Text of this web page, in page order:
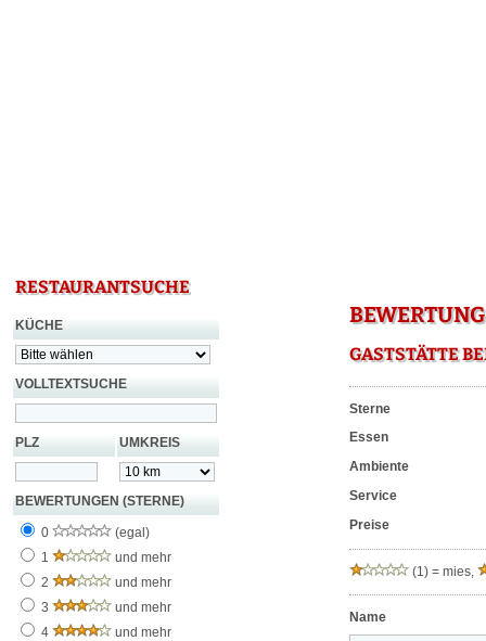
RESTAURANTSUCHE
KÜCHE
VOLLTEXTSUCHE
PLZ UMKREIS
BEWERTUNGEN (STERNE)
0
(egal)
1
und mehr
2
und mehr
3
und mehr
4
und mehr
GASTSTÄTTE
Sterne
Essen
Ambiente
Service
Preise
(1) = mies,
Name